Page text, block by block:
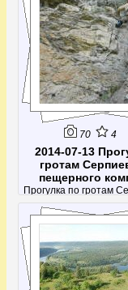
70 4
2014-07-13
гротам
пещерного
Прогулка по гротам
пещерного
кольцо, пещера